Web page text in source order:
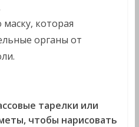
которая
органы от
тарелки или
чтобы нарисовать